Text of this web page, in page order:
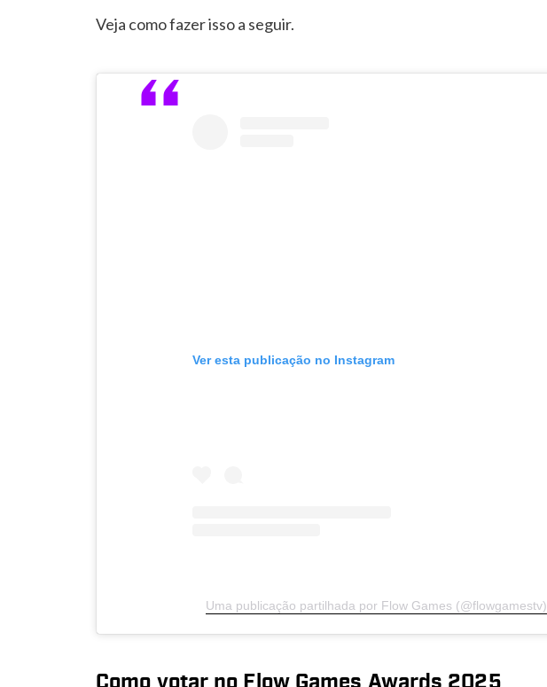
Veja como fazer isso a seguir.
Ver esta publicação no Instagram
Uma publicação partilhada por Flow Games (@flowgamestv)
Como votar no Flow Games Awards 2025